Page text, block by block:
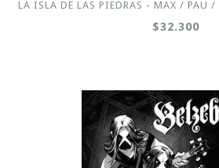
LA ISLA DE LAS PIEDRAS - MAX / PAU /
$32.300